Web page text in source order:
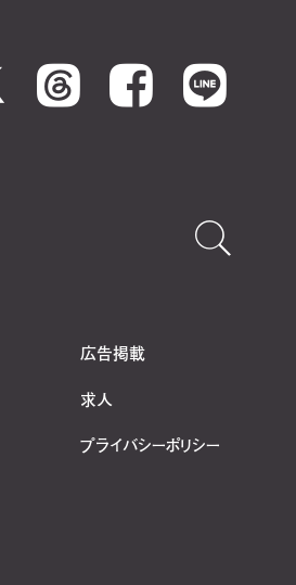
Threads Facebook LINE
広告掲載
求人
プライバシーポリシー